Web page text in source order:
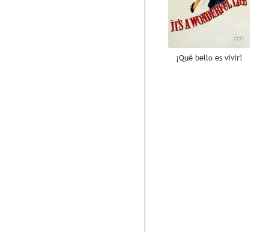
¡Qué bello es vivir!